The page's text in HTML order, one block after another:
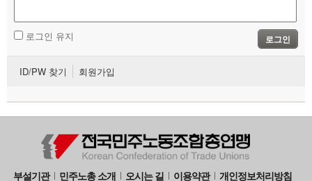
로그인 유지 로그인
ID/PW 찾기 회원가입
부설기관 민주노총 소개 오시는 길 이용약관 개인정보처리방침
- 카드뉴스
부설기관